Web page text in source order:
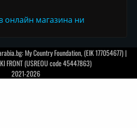
онлайн магазина ни
My Country Foundation, (EIK 177054677) |
FRONT (USREOU code 45447863)
2021-2026